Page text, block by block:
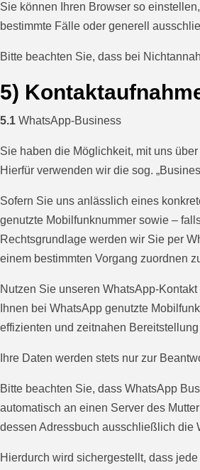
Sie können Ihren Browser so
bestimmte Fälle oder generell
Bitte beachten Sie, dass bei
5)
5.1 WhatsApp-Business
Sie haben die Möglichkeit, mit uns
Hierfür verwenden wir die sog.
Sofern Sie uns anlässlich eines
genutzte Mobilfunknummer sowie –
Rechtsgrundlage werden wir Sie per
einem bestimmten Vorgang zuordnen
Nutzen Sie unseren WhatsApp-
Ihnen bei WhatsApp genutzte
effizienten und zeitnahen
Ihre Daten werden stets nur zur
Bitte beachten Sie, dass WhatsApp
automatisch an einen Server des
dessen Adressbuch ausschließlich die
Hierdurch wird sichergestellt, dass